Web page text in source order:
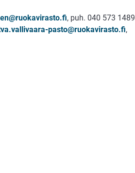
, puh. 040 573 1489
pasto@ruokavirasto.fi,